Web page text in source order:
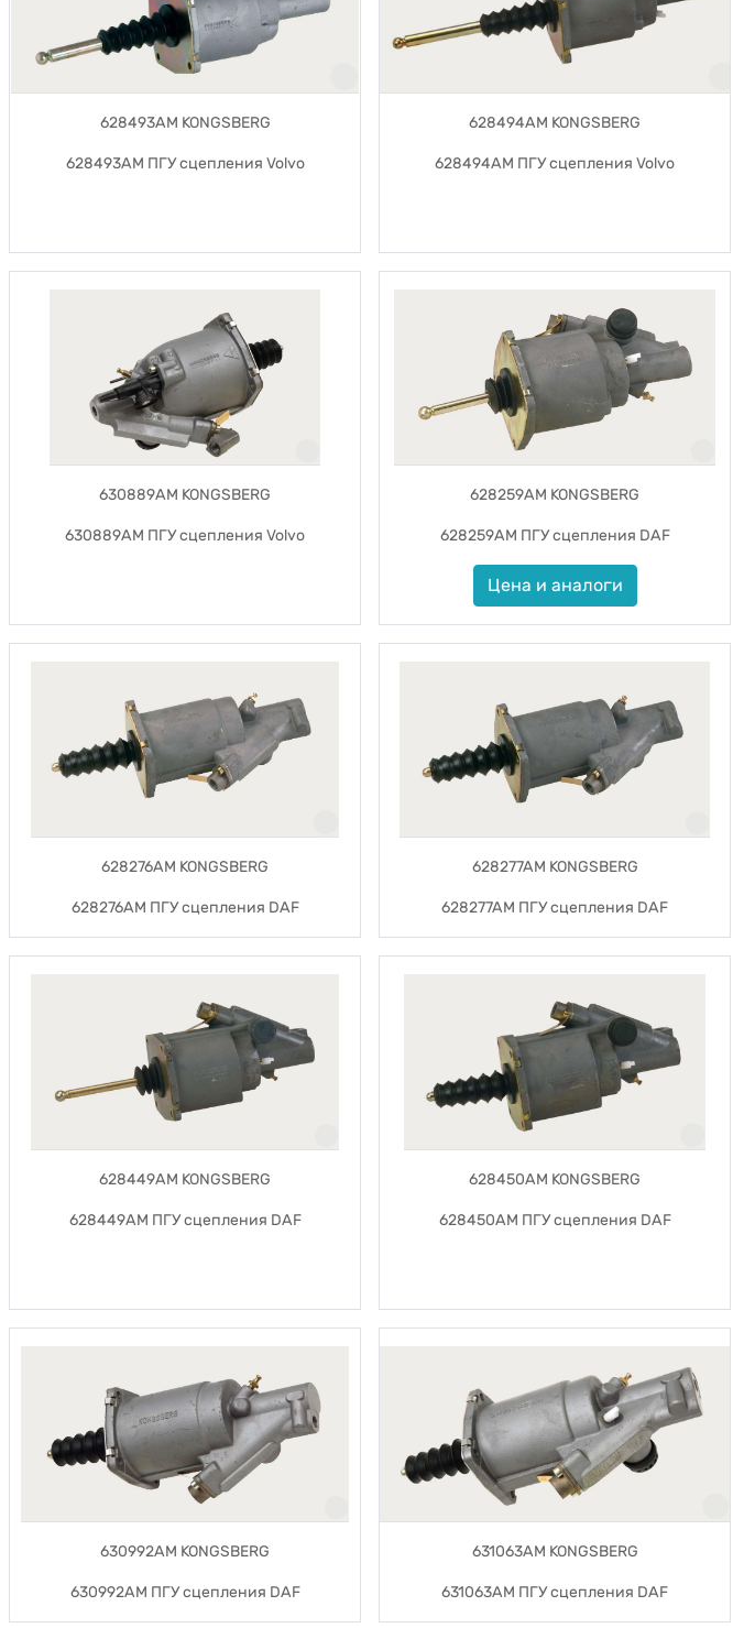
628493AM KONGSBERG
628493AM ПГУ сцепления Volvo
628494AM KONGSBERG
628494AM ПГУ сцепления Volvo
630889AM KONGSBERG
630889AM ПГУ сцепления Volvo
628259AM KONGSBERG
628259AM ПГУ сцепления DAF
Цена и аналоги
628276AM KONGSBERG
628276AM ПГУ сцепления DAF
628277AM KONGSBERG
628277AM ПГУ сцепления DAF
628449AM KONGSBERG
628449AM ПГУ сцепления DAF
628450AM KONGSBERG
628450AM ПГУ сцепления DAF
630992AM KONGSBERG
630992AM ПГУ сцепления DAF
631063AM KONGSBERG
631063AM ПГУ сцепления DAF